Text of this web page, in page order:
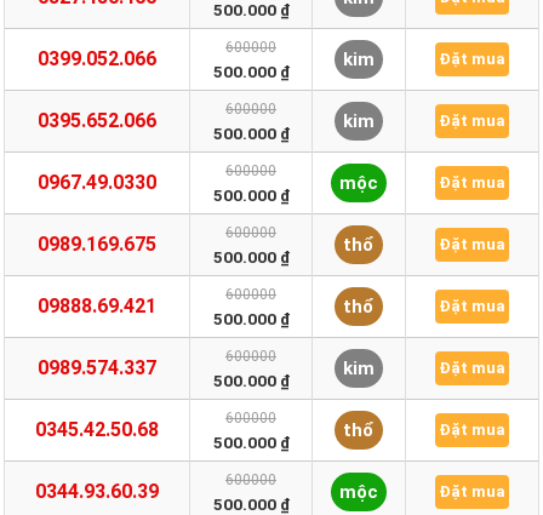
500.000 ₫
0399.052.066 600000
500.000 ₫
kim Đặt mua
0395.652.066 600000
500.000 ₫
kim Đặt mua
0967.49.0330 600000
500.000 ₫
mộc Đặt mua
0989.169.675 600000
500.000 ₫
thổ Đặt mua
09888.69.421 600000
500.000 ₫
thổ Đặt mua
0989.574.337 600000
500.000 ₫
kim Đặt mua
0345.42.50.68 600000
500.000 ₫
thổ Đặt mua
0344.93.60.39 600000
500.000 ₫
mộc Đặt mua